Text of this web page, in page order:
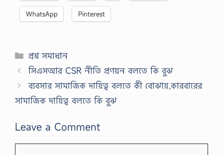
WhatsApp Pinterest
Categories
প্রশ্ন সমাধান
সিএসআর CSR নীতি প্রণয়ন বলতে কি বুঝ
ব্যবসার সামাজিক দায়িত্ব বলতে কী বোঝায়,কারবারের
সামাজিক দায়িত্ব বলতে কি বুঝ
Leave a Comment